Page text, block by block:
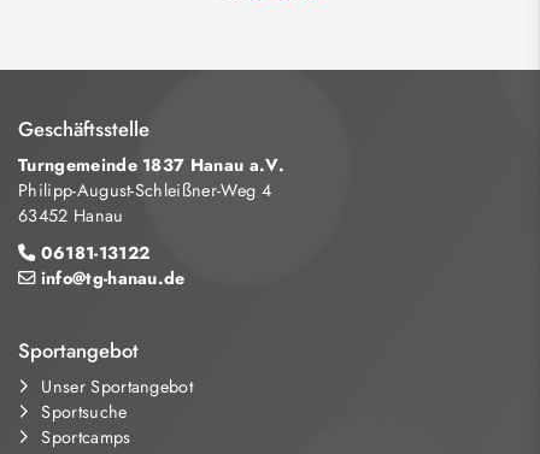
Geschäftsstelle
Turngemeinde 1837 Hanau a.V.
Philipp-August-Schleißner-Weg 4
63452 Hanau
06181-13122
info@tg-hanau.de
Sportangebot
Unser Sportangebot
Sportsuche
Sportcamps